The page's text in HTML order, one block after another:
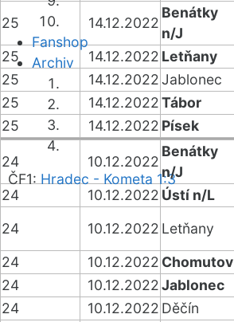
Fanshop
Archiv
ČF1: Hradec - Kometa 1:3
25 14.12.2022
Benátky
n/J
25
14.12.2022 Letňany
25
14.12.2022Jablonec
25
14.12.2022Tábor
25
14.12.2022 Písek
24 10.12.2022
Benátky
n/J
24
10.12.2022 Ústí n/L
24
10.12.2022 Letňany
24
10.12.2022 Chomutov
24
10.12.2022Jablonec
24
10.12.2022 Děčín